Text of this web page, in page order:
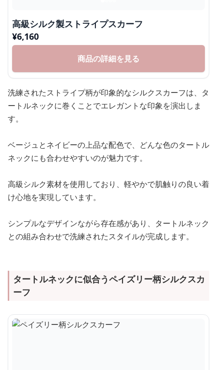
高級シルク製ストライプスカーフ
¥6,160
商品の詳細を見る
洗練されたストライプ柄が印象的なシルクスカーフは、タ
ートルネックに巻くことでエレガントな印象を演出しま
す。
ベージュとネイビーの上品な配色で、どんな色のタートル
ネックにも合わせやすいのが魅力です。
高級シルク素材を使用しており、軽やかで肌触りの良い着
け心地を実現しています。
シンプルなデザインながら存在感があり、タートルネック
との組み合わせで洗練されたスタイルが完成します。
タートルネックに似合うペイズリー柄シルクスカ
ーフ